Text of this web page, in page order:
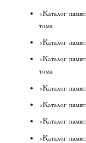
«Каталог
тома
«Каталог
«Каталог
тома
«Каталог
«Каталог
«Каталог
«Каталог